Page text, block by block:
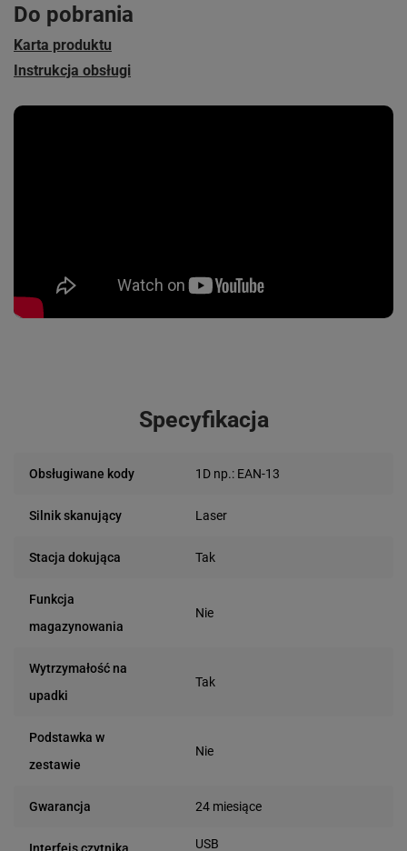
Do pobrania
Karta produktu
Instrukcja obsługi
Specyfikacja
Obsługiwane kody 1D np.: EAN-13
Silnik skanujący Laser
Stacja dokująca Tak
Funkcja
magazynowania
Nie
Wytrzymałość na
upadki
Tak
Podstawka w
zestawie
Nie
Gwarancja 24 miesiące
USB